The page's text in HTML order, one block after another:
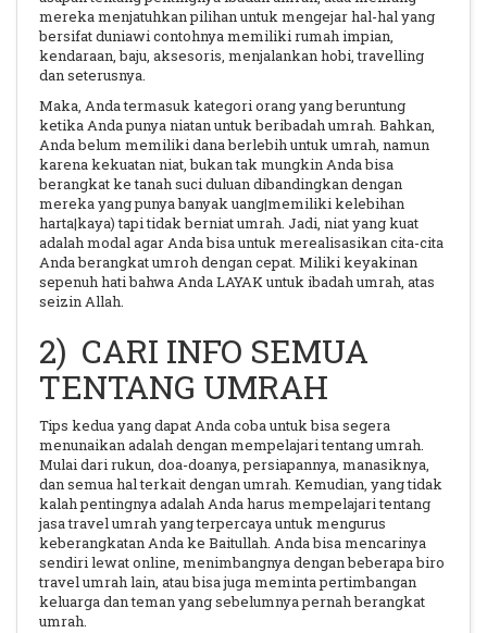
mereka menjatuhkan pilihan untuk mengejar hal-hal yang
bersifat duniawi contohnya memiliki rumah impian,
kendaraan, baju, aksesoris, menjalankan hobi, travelling
dan seterusnya.
Maka, Anda termasuk kategori orang yang beruntung
ketika Anda punya niatan untuk beribadah umrah. Bahkan,
Anda belum memiliki dana berlebih untuk umrah, namun
karena kekuatan niat, bukan tak mungkin Anda bisa
berangkat ke tanah suci duluan dibandingkan dengan
mereka yang punya banyak uang|memiliki kelebihan
harta|kaya) tapi tidak berniat umrah. Jadi, niat yang kuat
adalah modal agar Anda bisa untuk merealisasikan cita-cita
Anda berangkat umroh dengan cepat. Miliki keyakinan
sepenuh hati bahwa Anda LAYAK untuk ibadah umrah, atas
seizin Allah.
2) CARI INFO SEMUA
TENTANG UMRAH
Tips kedua yang dapat Anda coba untuk bisa segera
menunaikan adalah dengan mempelajari tentang umrah.
Mulai dari rukun, doa-doanya, persiapannya, manasiknya,
dan semua hal terkait dengan umrah. Kemudian, yang tidak
kalah pentingnya adalah Anda harus mempelajari tentang
jasa travel umrah yang terpercaya untuk mengurus
keberangkatan Anda ke Baitullah. Anda bisa mencarinya
sendiri lewat online, menimbangnya dengan beberapa biro
travel umrah lain, atau bisa juga meminta pertimbangan
keluarga dan teman yang sebelumnya pernah berangkat
umrah.